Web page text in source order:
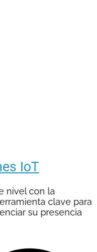
IoT
nivel con la
clave para
su presencia